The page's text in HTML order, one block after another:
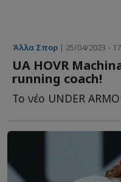
Άλλα Σπορ | 25/04/2023 -
UA HOVR
running coach!